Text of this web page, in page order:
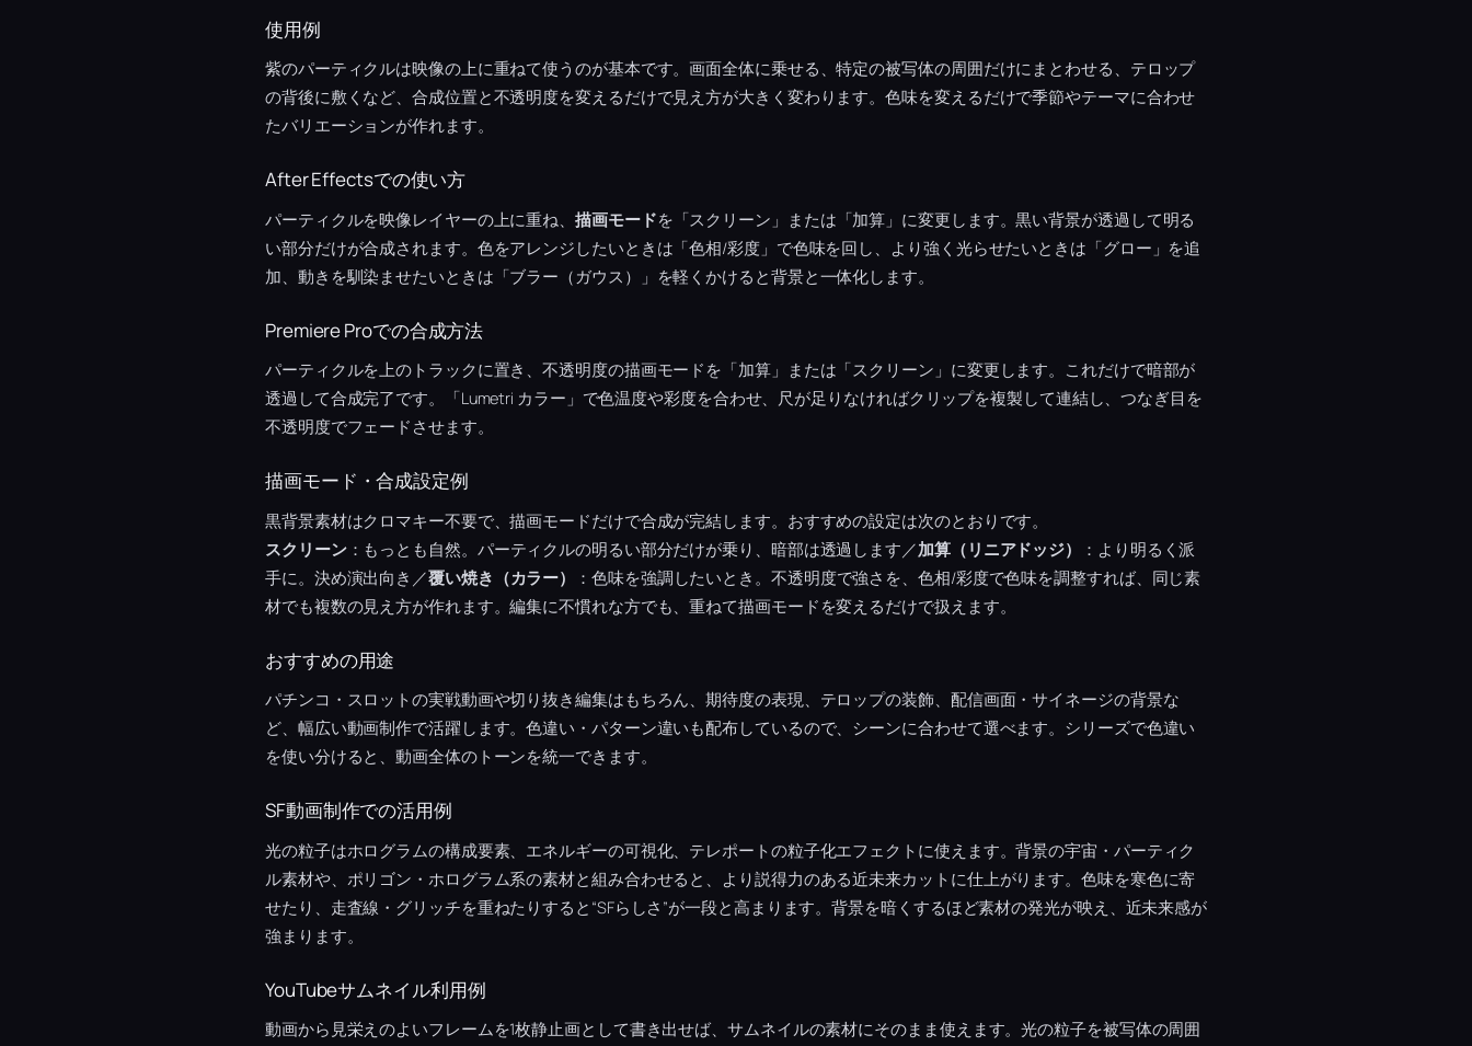
使用例
紫のパーティクルは映像の上に重ねて使うのが基本です。画面全体に乗せる、特定の被写体の周囲だけにまとわせる、テロップ
の背後に敷くなど、合成位置と不透明度を変えるだけで見え方が大きく変わります。色味を変えるだけで季節やテーマに合わせ
たバリエーションが作れます。
After Effectsでの使い方
パーティクルを映像レイヤーの上に重ね、描画モードを「スクリーン」または「加算」に変更します。黒い背景が透過して明る
い部分だけが合成されます。色をアレンジしたいときは「色相/彩度」で色味を回し、より強く光らせたいときは「グロー」を追
加、動きを馴染ませたいときは「ブラー（ガウス）」を軽くかけると背景と一体化します。
Premiere Proでの合成方法
パーティクルを上のトラックに置き、不透明度の描画モードを「加算」または「スクリーン」に変更します。これだけで暗部が
透過して合成完了です。「Lumetri カラー」で色温度や彩度を合わせ、尺が足りなければクリップを複製して連結し、つなぎ目を
不透明度でフェードさせます。
描画モード・合成設定例
黒背景素材はクロマキー不要で、描画モードだけで合成が完結します。おすすめの設定は次のとおりです。
スクリーン：もっとも自然。パーティクルの明るい部分だけが乗り、暗部は透過します／加算（リニアドッジ）
：より明るく派
手に。決め演出向き／覆い焼き（カラー）
：色味を強調したいとき。不透明度で強さを、色相/彩度で色味を調整すれば、同じ素
材でも複数の見え方が作れます。編集に不慣れな方でも、重ねて描画モードを変えるだけで扱えます。
おすすめの用途
パチンコ・スロットの実戦動画や切り抜き編集はもちろん、期待度の表現、テロップの装飾、配信画面・サイネージの背景な
ど、幅広い動画制作で活躍します。色違い・パターン違いも配布しているので、シーンに合わせて選べます。シリーズで色違い
を使い分けると、動画全体のトーンを統一できます。
SF動画制作での活用例
光の粒子はホログラムの構成要素、エネルギーの可視化、テレポートの粒子化エフェクトに使えます。背景の宇宙・パーティク
ル素材や、ポリゴン・ホログラム系の素材と組み合わせると、より説得力のある近未来カットに仕上がります。色味を寒色に寄
せたり、走査線・グリッチを重ねたりすると“SFらしさ”が一段と高まります。背景を暗くするほど素材の発光が映え、近未来感が
強まります。
YouTubeサムネイル利用例
動画から見栄えのよいフレームを1枚静止画として書き出せば、サムネイルの素材にそのまま使えます。光の粒子を被写体の周囲